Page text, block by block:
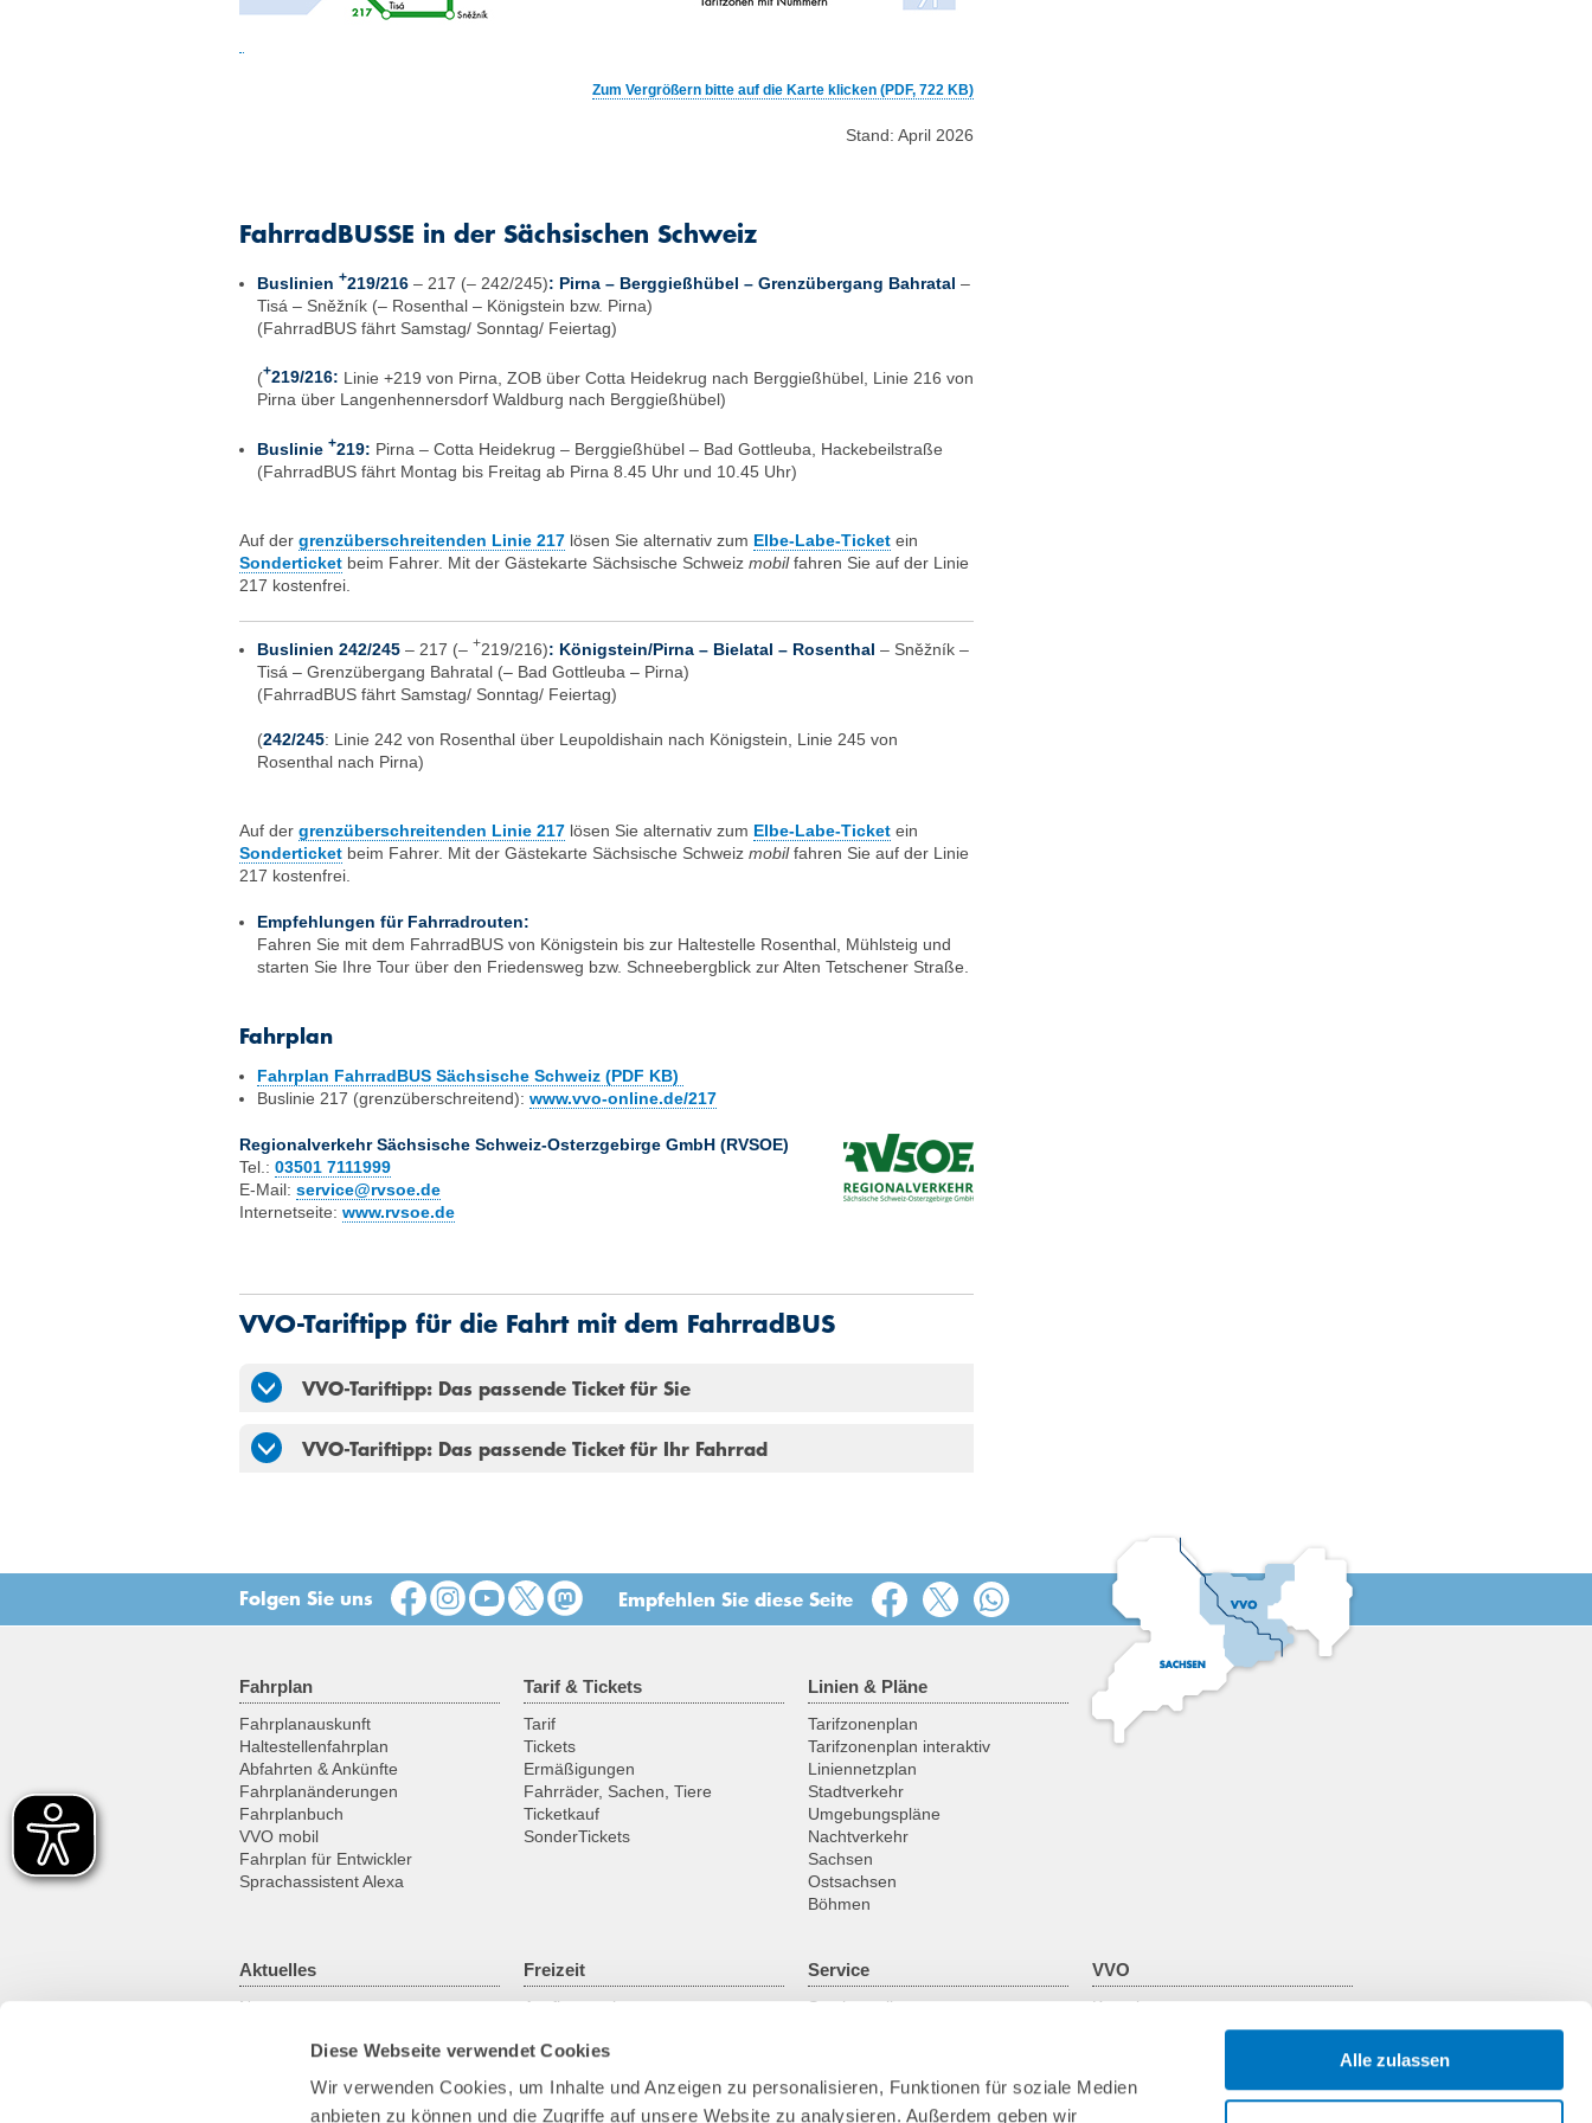
Diese Webseite verwendet Cookies
Wir verwenden Cookies, um Inhalte und Anzeigen zu personalisieren, Funktionen für soziale Medien
anbieten zu können und die Zugriffe auf unsere Website zu analysieren. Außerdem geben wir
Alle zulassen
Zum Vergrößern bitte auf die Karte klicken (PDF, 722 KB)
Stand: April 2026
FahrradBUSSE in der Sächsischen Schweiz
Buslinien +219/216 – 217 (– 242/245): Pirna – Berggießhübel – Grenzübergang Bahratal –
Tisá – Sněžník (– Rosenthal – Königstein bzw. Pirna)
(FahrradBUS fährt Samstag/ Sonntag/ Feiertag)
(+219/216: Linie +219 von Pirna, ZOB über Cotta Heidekrug nach Berg­gießhübel, Linie 216 von
Pirna über Langenhennersdorf Waldburg nach Berg­gießhübel)
Buslinie +219: Pirna – Cotta Heidekrug – Berg­gießhübel – Bad Gottleuba, Hackebeilstraße
(FahrradBUS fährt Montag bis Freitag ab Pirna 8.45 Uhr und 10.45 Uhr)
Auf der grenzüberschreitenden Linie 217 lösen Sie alternativ zum Elbe-Labe-Ticket ein
Sonderticket beim Fahrer. Mit der Gästekarte Sächsische Schweiz mobilfahren Sie auf der Linie
217 kostenfrei.
Buslinien 242/245 – 217 (– +219/216): Königstein/Pirna – Bielatal – Rosenthal – Sněžník –
Tisá – Grenzübergang Bahratal (– Bad Gottleuba – Pirna)
(FahrradBUS fährt Samstag/ Sonntag/ Feiertag)
(242/245: Linie 242 von Rosenthal über Leupoldishain nach Königstein, Linie 245 von
Rosenthal nach Pirna)
Auf der grenzüberschreitenden Linie 217 lösen Sie alternativ zum Elbe-Labe-Ticket ein
Sonderticket beim Fahrer. Mit der Gästekarte Sächsische Schweiz mobilfahren Sie auf der Linie
217 kostenfrei.
Empfehlungen für Fahrradrouten:
Fahren Sie mit dem FahrradBUS von Königstein bis zur Haltestelle Rosenthal, Mühlsteig und
starten Sie Ihre Tour über den Friedensweg bzw. Schneebergblick zur Alten Tetschener Straße.
Fahrplan
Fahrplan FahrradBUS Sächsische Schweiz (PDF KB)
Buslinie 217 (grenzüberschreitend): www.vvo-online.de/217
Regionalverkehr Sächsische Schweiz-Osterzgebirge GmbH (RVSOE)
Tel.: 03501 7111999
E-Mail: service@rvsoe.de
Internetseite: www.rvsoe.de
VVO-Tariftipp für die Fahrt mit dem FahrradBUS
VVO-Tariftipp: Das passende Ticket für Sie
VVO-Tariftipp: Das passende Ticket für Ihr Fahrrad
Folgen Sie uns Empfehlen Sie diese Seite
Fahrplan
Fahrplanauskunft
Haltestellenfahrplan
Abfahrten & Ankünfte
Fahrplanänderungen
Fahrplanbuch
VVO mobil
Fahrplan für Entwickler
Sprachassistent Alexa
Tarif & Tickets
Tarif
Tickets
Ermäßigungen
Fahrräder, Sachen, Tiere
Ticketkauf
SonderTickets
Linien & Pläne
Tarifzonenplan
Tarifzonenplan interaktiv
Liniennetzplan
Stadtverkehr
Umgebungspläne
Nachtverkehr
Sachsen
Ostsachsen
Böhmen
Aktuelles
News
Kundenmagazin
Freizeit
Ausflugsregionen
Historische Fahrzeuge
Service
Servicestellen
Downloads
Fundsachen
VVO
Kontakt
VVO-Team